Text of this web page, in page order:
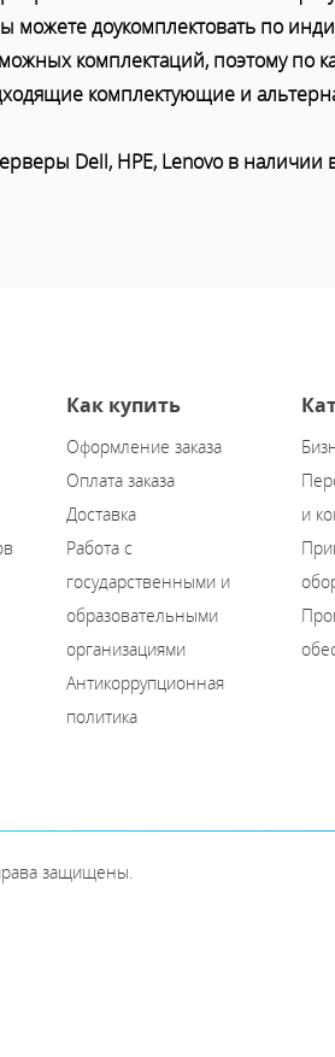
можете доукомплектовать по
комплектаций, поэтому по
комплектующие и
Dell, HPE, Lenovo в
Как купить
Оформление заказа
Оплата заказа
Доставка
Работа с
государственными и
образовательными
организациями
Антикоррупционная
политика
и
защищены.